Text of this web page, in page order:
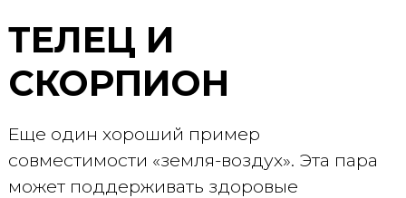
ТЕЛЕЦ И
СКОРПИОН
Еще один хороший пример
совместимости «земля-воздух». Эта пара
может поддерживать здоровые